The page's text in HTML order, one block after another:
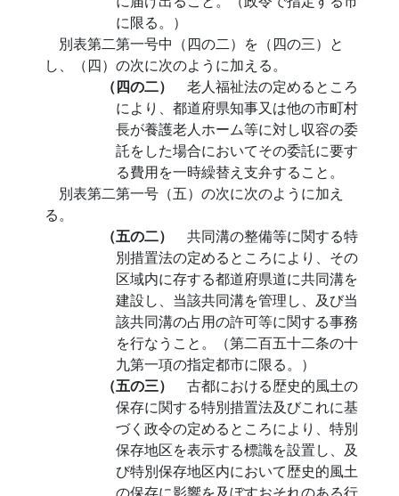
に限る。）
別表第二第一号中（四の二）を（四の三）と
し、（四）の次に次のように加える。
（四の二） 老人福祉法の定めるところ
により、都道府県知事又は他の市町村
長が養護老人ホーム等に対し収容の委
託をした場合においてその委託に要す
る費用を一時繰替え支弁すること。
別表第二第一号（五）の次に次のように加え
る。
（五の二） 共同溝の整備等に関する特
別措置法の定めるところにより、その
区域内に存する都道府県道に共同溝を
建設し、当該共同溝を管理し、及び当
該共同溝の占用の許可等に関する事務
を行なうこと。（第二百五十二条の十
九第一項の指定都市に限る。）
（五の三） 古都における歴史的風土の
保存に関する特別措置法及びこれに基
づく政令の定めるところにより、特別
保存地区を表示する標識を設置し、及
び特別保存地区内において歴史的風土